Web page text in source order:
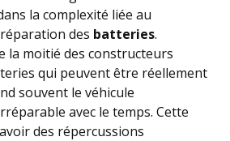
la complexité liée au
des batteries.
la moitié des constructeurs
qui peuvent être réellement
souvent le véhicule
avec le temps. Cette
des répercussions